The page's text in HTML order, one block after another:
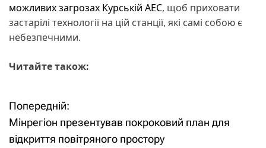
можливих загрозах Курській АЕС, щоб приховати
застарілі технології на цій станції, які самі собою є
небезпечними.
Читайте також:
Н
а
Попередній:
Мінрегіон презентував покроковий план для
відкриття повітряного простору